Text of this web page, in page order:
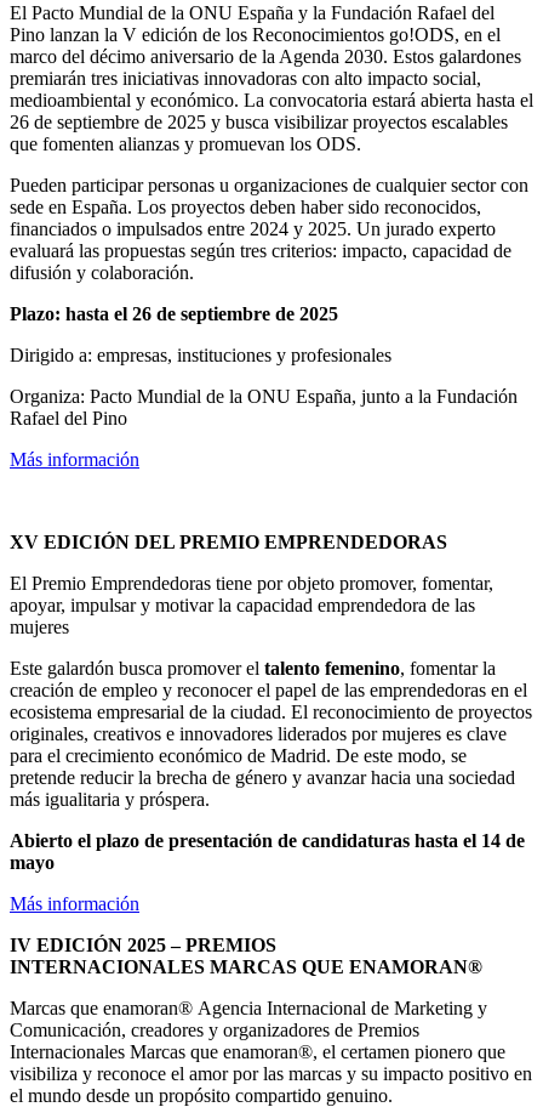
El Pacto Mundial de la ONU España y la Fundación Rafael del
Pino lanzan la V edición de los Reconocimientos go!ODS, en el
marco del décimo aniversario de la Agenda 2030. Estos galardones
premiarán tres iniciativas innovadoras con alto impacto social,
medioambiental y económico. La convocatoria estará abierta hasta el
26 de septiembre de 2025 y busca visibilizar proyectos escalables
que fomenten alianzas y promuevan los ODS.
Pueden participar personas u organizaciones de cualquier sector con
sede en España. Los proyectos deben haber sido reconocidos,
financiados o impulsados entre 2024 y 2025. Un jurado experto
evaluará las propuestas según tres criterios: impacto, capacidad de
difusión y colaboración.
Plazo: hasta el 26 de septiembre de 2025
Dirigido a: empresas, instituciones y profesionales
Organiza: Pacto Mundial de la ONU España, junto a la Fundación
Rafael del Pino
Más información
XV EDICIÓN DEL PREMIO EMPRENDEDORAS
El Premio Emprendedoras tiene por objeto promover, fomentar,
apoyar, impulsar y motivar la capacidad emprendedora de las
mujeres
Este galardón busca promover el talento femenino, fomentar la
creación de empleo y reconocer el papel de las emprendedoras en el
ecosistema empresarial de la ciudad. El reconocimiento de proyectos
originales, creativos e innovadores liderados por mujeres es clave
para el crecimiento económico de Madrid. De este modo, se
pretende reducir la brecha de género y avanzar hacia una sociedad
más igualitaria y próspera.
Abierto el plazo de presentación de candidaturas hasta el 14 de
mayo
Más información
IV EDICIÓN 2025 – PREMIOS
INTERNACIONALES MARCAS QUE ENAMORAN®
Marcas que enamoran® Agencia Internacional de Marketing y
Comunicación, creadores y organizadores de Premios
Internacionales Marcas que enamoran®, el certamen pionero que
visibiliza y reconoce el amor por las marcas y su impacto positivo en
el mundo desde un propósito compartido genuino.